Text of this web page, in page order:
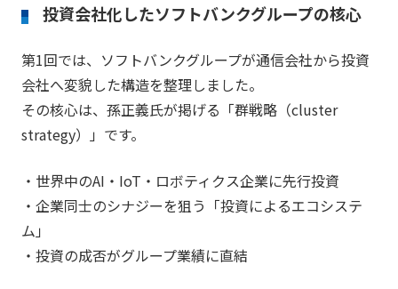
投資会社化したソフトバンクグループの核心
第1回では、ソフトバンクグループが通信会社から投資
会社へ変貌した構造を整理しました。
その核心は、孫正義氏が掲げる「群戦略（cluster
strategy）」です。
・世界中のAI・IoT・ロボティクス企業に先行投資
・企業同士のシナジーを狙う「投資によるエコシステ
ム」
・投資の成否がグループ業績に直結